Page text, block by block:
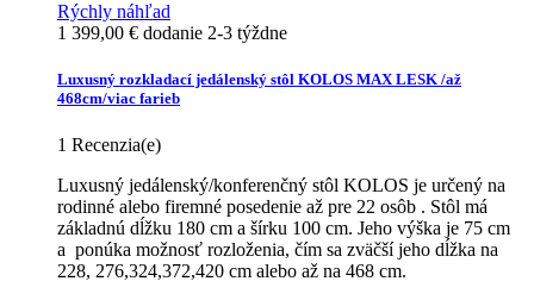
Rýchly náhľad
1 399,00 € dodanie 2-3 týždne
Luxusný rozkladací jedálenský stôl KOLOS MAX LESK /až
468cm/viac farieb
1 Recenzia(e)
Luxusný jedálenský/konferenčný stôl KOLOS je určený na
rodinné alebo firemné posedenie až pre 22 osôb . Stôl má
základnú dĺžku 180 cm a šírku 100 cm. Jeho výška je 75 cm
a ponúka možnosť rozloženia, čím sa zväčší jeho dĺžka na
228, 276,324,372,420 cm alebo až na 468 cm.